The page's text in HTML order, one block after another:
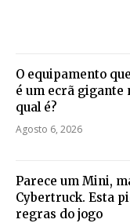
O equipamento
é um ecrã gigante
qual é?
Agosto 6, 2026
Parece um Mini,
Cybertruck. Esta
regras do jogo